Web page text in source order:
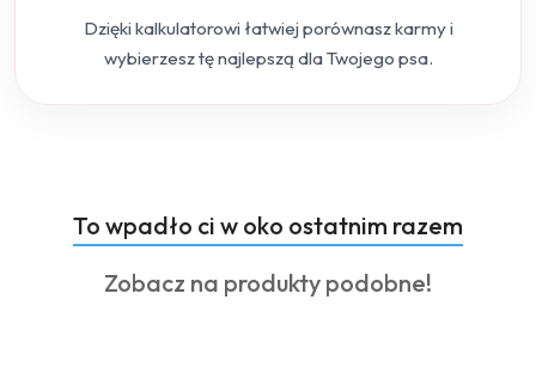
Dzięki kalkulatorowi łatwiej porównasz karmy i
wybierzesz tę najlepszą dla Twojego psa.
Pomiń karuzelę produktów
Produkty
o
statusie:
To wpadło ci w oko ostatnim razem
Produkty
Zobacz na produkty podobne!